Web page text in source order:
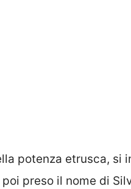
potenza etrusca, si
preso il nome di